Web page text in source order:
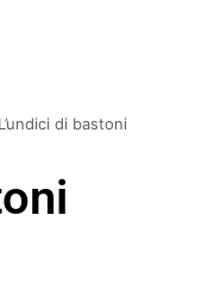
di bastoni